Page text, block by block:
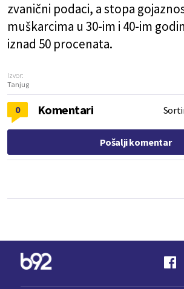
zvanični podaci, a stopa
muškarcima u 30-im i 40-im
iznad 50 procenata.
Izvor:
Tanjug
0 Komentari
Pošalji komentar